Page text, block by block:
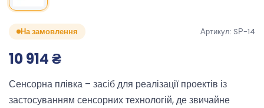
На замовлення Артикул: SР-14
10 914₴
Сенсорна плівка – засіб для реалізації проектів із
застосуванням сенсорних технологій, де звичайне